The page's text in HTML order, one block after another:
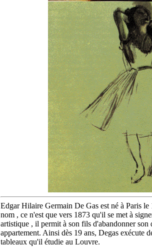
Edgar Hilaire Germain De Gas est né à Paris
nom , ce n'est que vers 1873 qu'il se met à
artistique , il permit à son fils d'abandonner son
appartement. Ainsi dès 19 ans, Degas exécute
tableaux qu'il étudie au Louvre.